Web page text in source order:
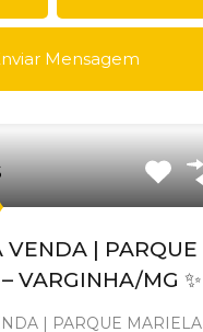
Mensagem
VENDA | PARQUE
VARGINHA/MG ✨
| PARQUE MARIELA